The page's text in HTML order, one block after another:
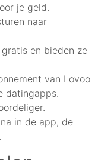
je geld.
naar
en bieden ze
van Lovoo
datingapps.
in de app, de